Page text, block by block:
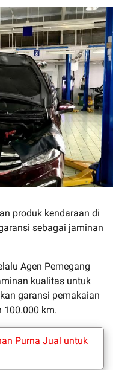
produk kendaraan di
sebagai jaminan
Agen Pemegang
kualitas untuk
garansi pemakaian
100.000 km.
Purna Jual untuk